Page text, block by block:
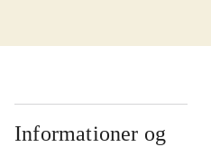
Informationer og